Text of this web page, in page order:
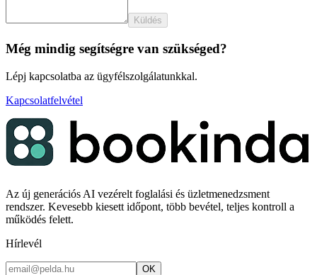
Küldés
Még mindig segítségre van szükséged?
Lépj kapcsolatba az ügyfélszolgálatunkkal.
Kapcsolatfelvétel
Az új generációs AI vezérelt foglalási és üzletmenedzsment
rendszer. Kevesebb kiesett időpont, több bevétel, teljes kontroll a
működés felett.
Hírlevél
OK